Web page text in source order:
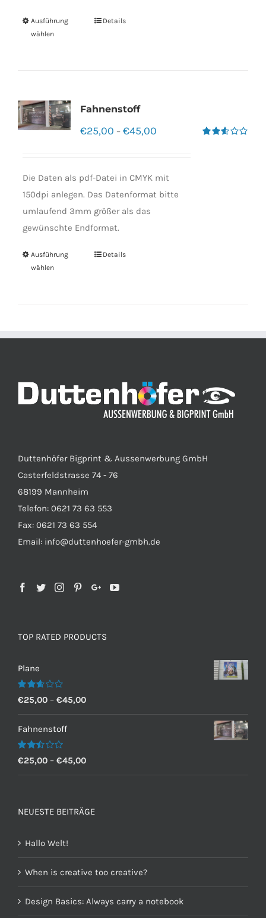
Ausführung
wählen
Details
Fahnenstoff
€25,00 – €45,00
Die Daten als pdf-Datei in CMYK mit
150dpi anlegen. Das Datenformat bitte
umlaufend 3mm größer als das
gewünschte Endformat.
Ausführung
wählen
Details
Duttenhöfer Bigprint & Aussenwerbung GmbH
Casterfeldstrasse 74 - 76
68199 Mannheim
Telefon: 0621 73 63 553
Fax: 0621 73 63 554
Email: info@duttenhoefer-gmbh.de
TOP RATED PRODUCTS
Plane
Bewertet
mit
2.60
von 5
€25,00 – €45,00
Fahnenstoff
Bewertet
mit
2.50
€25,00 – €45,00
NEUESTE BEITRÄGE
Hallo Welt!
When is creative too creative?
Design Basics: Always carry a notebook